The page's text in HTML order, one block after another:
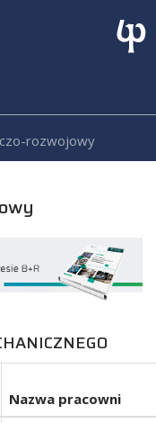
rozwojowy
Nazwa pracowni